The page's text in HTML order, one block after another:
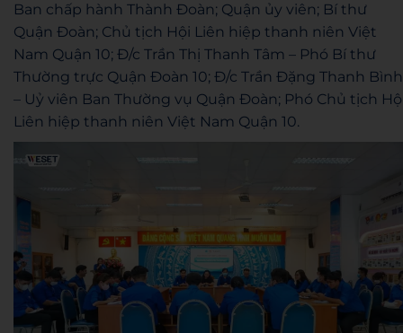
Ban chấp hành Thành Đoàn; Quận ủy viên; Bí thư
Quận Đoàn; Chủ tịch Hội Liên hiệp thanh niên Việt
Nam Quận 10; Đ/c Trần Thị Thanh Tâm – Phó Bí thư
Thường trực Quận Đoàn 10; Đ/c Trần Đặng Thanh Bình
– Uỷ viên Ban Thường vụ Quận Đoàn; Phó Chủ tịch
Liên hiệp thanh niên Việt Nam Quận 10.